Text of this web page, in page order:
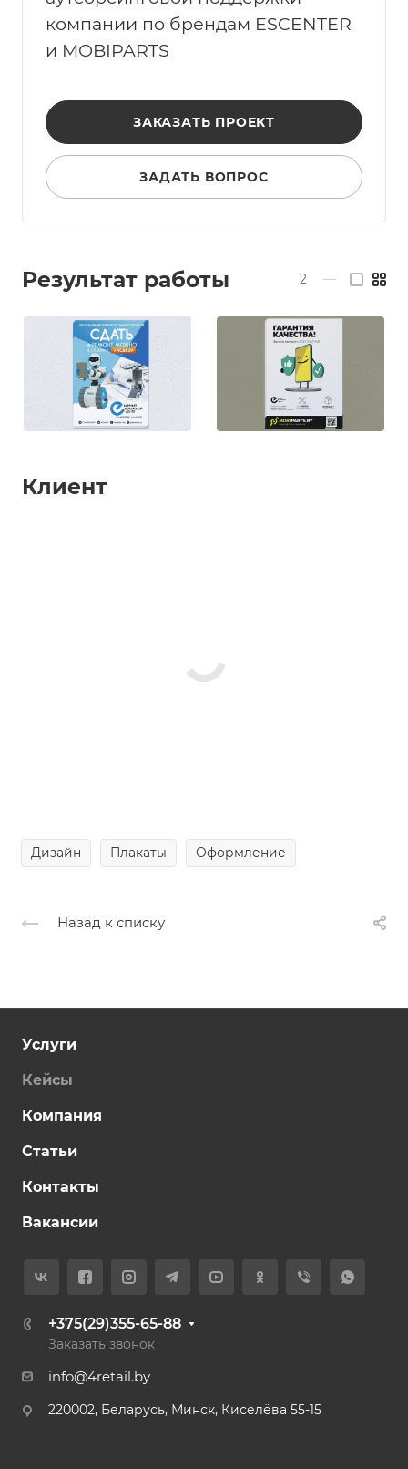
компании по брендам ESCENTER
и MOBIPARTS
ЗАКАЗАТЬ ПРОЕКТ
ЗАДАТЬ ВОПРОС
Результат работы 2 —
Клиент
Дизайн Плакаты Оформление
Назад к списку
Услуги
Кейсы
Компания
Статьи
Контакты
Вакансии
+375(29)355-65-88
Заказать звонок
info@4retail.by
220002, Беларусь, Минск, Киселёва 55-15